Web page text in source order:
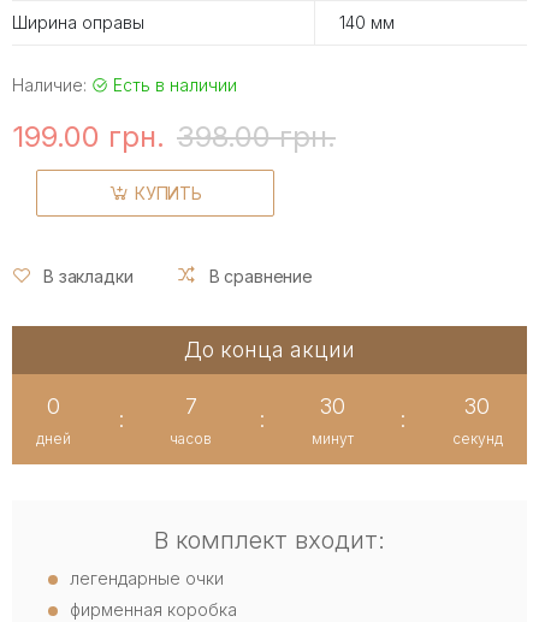
Ширина оправы 140 мм
Наличие: Есть в наличии
199.00 грн. 398.00 грн.
КУПИТЬ
В закладки В сравнение
До конца акции
0
дней
:
7
часов
:
30
минут
:
30
секунд
В комплект входит:
легендарные очки
фирменная коробка